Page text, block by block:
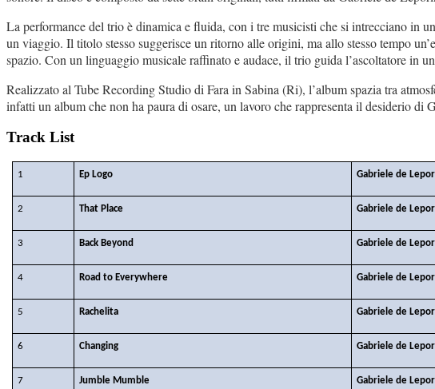
La performance del trio è dinamica e fluida, con i tre musicisti che si intrecciano in
un viaggio. Il titolo stesso suggerisce un ritorno alle origini, ma allo stesso tempo
spazio. Con un linguaggio musicale raffinato e audace, il trio guida l’ascoltatore in
Realizzato al Tube Recording Studio di Fara in Sabina (Ri), l’album spazia tra
infatti un album che non ha paura di osare, un lavoro che rappresenta il desiderio
Track List
1 Ep Logo Gabriele de
2 That Place Gabriele de
3 Back Beyond Gabriele de
4 Road to Everywhere Gabriele de
5 Rachelita Gabriele de
6 Changing Gabriele de
7 Jumble Mumble Gabriele de